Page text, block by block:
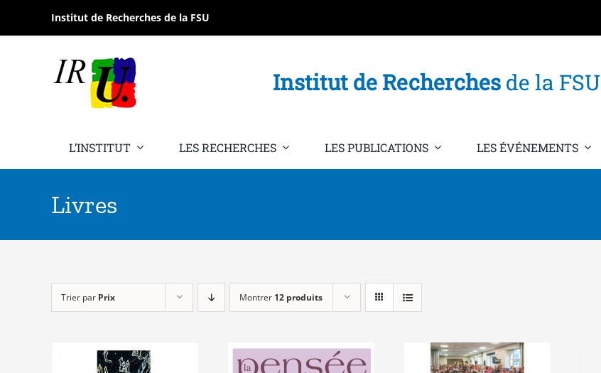
contenu
Institut de Recherches de la FSU
Institut de Recherchesde la FSU
L’INSTITUT LES RECHERCHES LES PUBLICATIONS LES ÉVÉNEMENTS
Livres
Trier par Prix Montrer 12 produits